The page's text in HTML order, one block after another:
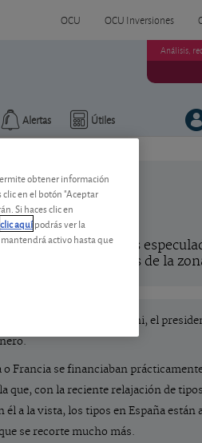
OCU OCU Inversiones
Útiles
Alertas
Análisis,
saca la artillería, los
los problemas reales de la
por Mario Draghi, el
Francia se financiaban
que, con la reciente relajación de
a la vista, los tipos en España están
se recorte mucho más.
obtener información
en el botón "Aceptar
Si haces clic en
clic aquípodrás ver la
activo hasta que